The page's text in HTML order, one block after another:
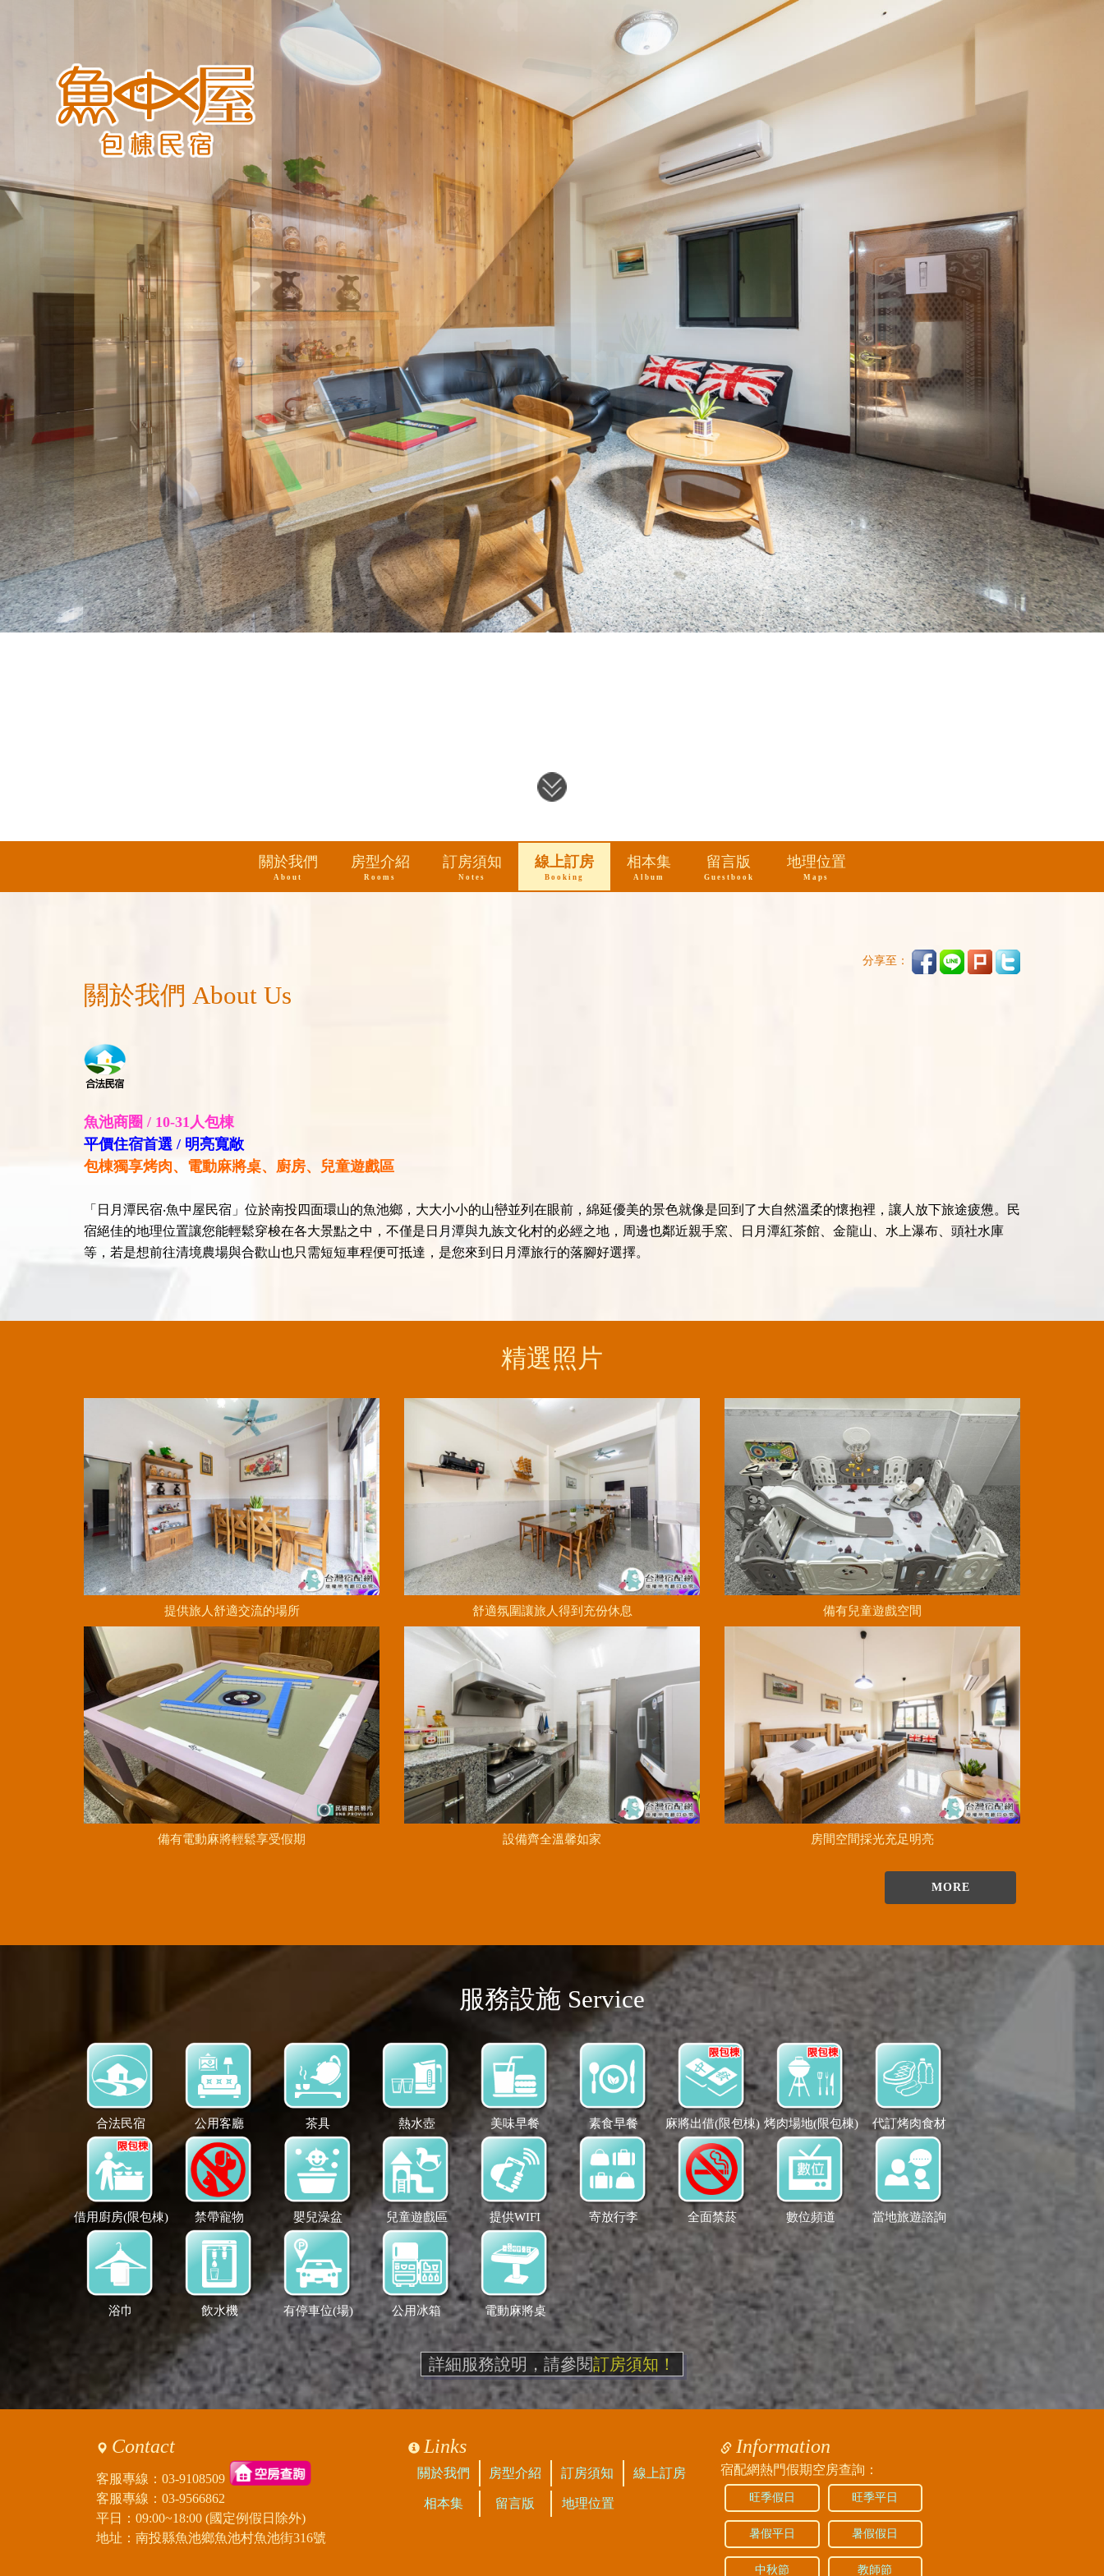
關於我們
About
房型介紹
Rooms
訂房須知
Notes
線上訂房
Booking
相本集
Album
留言版
Guestbook
地理位置
Maps
分享至：
關於我們 About Us
魚池商圈 / 10-31人包棟
平價住宿首選 / 明亮寬敞
包棟獨享烤肉、電動麻將桌、廚房、兒童遊戲區
「日月潭民宿‧魚中屋民宿」位於南投四面環山的魚池鄉，大大小小的山巒並列在眼前，綿延優美的景色就像是回到了大自然溫柔的懷抱裡，讓人放下旅途疲憊。民
宿絕佳的地理位置讓您能輕鬆穿梭在各大景點之中，不僅是日月潭與九族文化村的必經之地，周邊也鄰近親手窯、日月潭紅茶館、金龍山、水上瀑布、頭社水庫
等，若是想前往清境農場與合歡山也只需短短車程便可抵達，是您來到日月潭旅行的落腳好選擇。
精選照片
提供旅人舒適交流的場所 舒適氛圍讓旅人得到充份休息 備有兒童遊戲空間
備有電動麻將輕鬆享受假期 設備齊全溫馨如家 房間空間採光充足明亮
MORE
服務設施 Service
合法民宿 公用客廳 茶具 熱水壺 美味早餐 素食早餐 麻將出借(限包棟) 烤肉場地(限包棟) 代訂烤肉食材
借用廚房(限包棟) 禁帶寵物 嬰兒澡盆 兒童遊戲區 提供WIFI 寄放行李 全面禁菸 數位頻道 當地旅遊諮詢
浴巾 飲水機 有停車位(場) 公用冰箱 電動麻將桌
詳細服務說明，請參閱訂房須知！
Contact
客服專線： 03-9108509
客服專線： 03-9566862
平日：09:00~18:00 (國定例假日除外)
地址：南投縣魚池鄉魚池村魚池街316號
Links
關於我們 房型介紹 訂房須知 線上訂房
相本集 留言版 地理位置
Information
宿配網熱門假期空房查詢：
旺季假日 旺季平日
暑假平日 暑假假日
中秋節 教師節